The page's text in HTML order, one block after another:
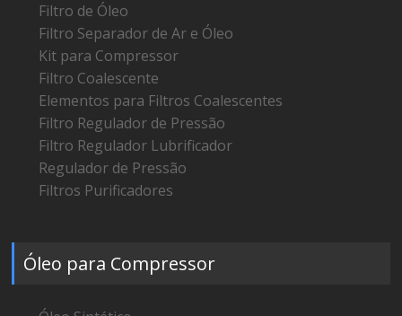
Filtro de Óleo
Filtro Separador de Ar e Óleo
Kit para Compressor
Filtro Coalescente
Elementos para Filtros Coalescentes
Filtro Regulador de Pressão
Filtro Regulador Lubrificador
Regulador de Pressão
Filtros Purificadores
Óleo para Compressor